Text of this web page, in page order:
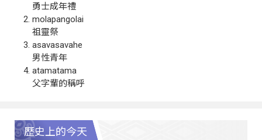
勇士成年禮
molapangolai
祖靈祭
asavasavahe
男性青年
atamatama
父字輩的稱呼
歷史上的今天